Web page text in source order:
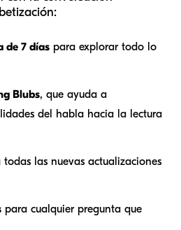
de 7 días para explorar todo lo
Blubs, que ayuda a
del habla hacia la lectura
todas las nuevas actualizaciones
para cualquier pregunta que